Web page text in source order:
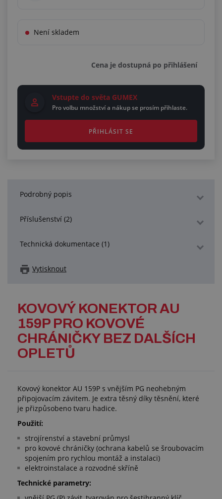
Není skladem
Cena je dostupná po přihlášení
Vstupte do světa GUMEX
Pro volbu množství a nákup se prosím přihlaste.
PŘIHLÁSIT SE
Podrobný popis
Příslušenství (2)
Technická dokumentace (1)
Vytisknout
KOVOVÝ KONEKTOR AU
159P PRO KOVOVÉ
CHRÁNIČKY BEZ DALŠÍCH
OPLETŮ
Kovový konektor AU 159P s vnějším PG neohebným
připojovacím závitem. Je extra těsný díky těsnění, které
je přizpůsobeno tvaru hadice.
Použití:
strojírenství a stavební průmysl
pro kovové chráničky (ochrana kabelů se šroubovacím
spojením pro rychlou montáž a instalaci)
elektroinstalace a rozvodné skříně
Technické parametry: